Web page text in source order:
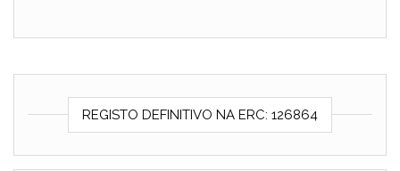
REGISTO DEFINITIVO NA ERC: 126864